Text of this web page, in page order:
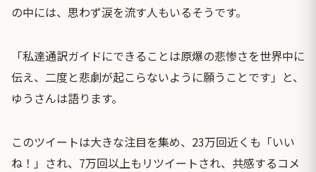
の中には、思わず涙を流す人もいるそうです。
「私達通訳ガイドにできることは原爆の悲惨さを世界中に
伝え、二度と悲劇が起こらないように願うことです」と、
ゆうさんは語ります。
このツイートは大きな注目を集め、23万回近くも「いい
ね！」され、7万回以上もリツイートされ、共感するコメ